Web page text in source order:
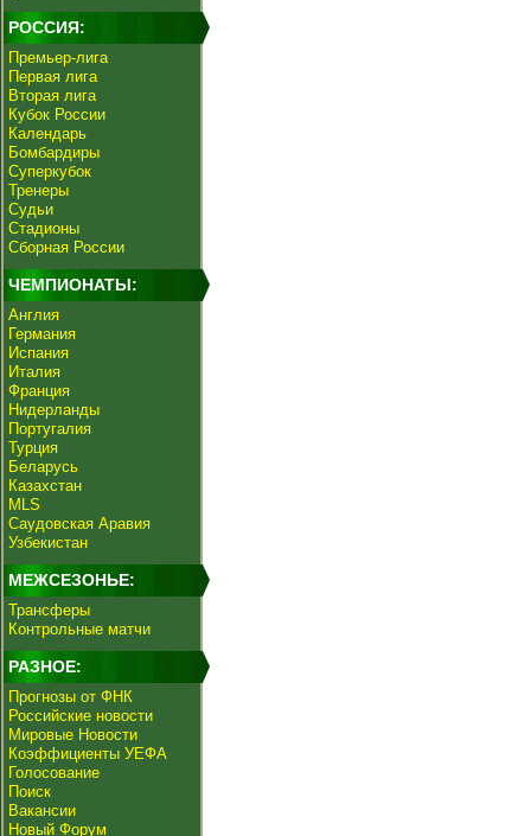
РОССИЯ:
Премьер-лига
Первая лига
Вторая лига
Кубок России
Календарь
Бомбардиры
Суперкубок
Тренеры
Судьи
Стадионы
Сборная России
ЧЕМПИОНАТЫ:
Англия
Германия
Испания
Италия
Франция
Нидерланды
Португалия
Турция
Беларусь
Казахстан
MLS
Саудовская Аравия
Узбекистан
МЕЖСЕЗОНЬЕ:
Трансферы
Контрольные матчи
РАЗНОЕ:
Прогнозы от ФНК
Российские новости
Мировые Новости
Коэффициенты УЕФА
Голосование
Поиск
Вакансии
Новый Форум